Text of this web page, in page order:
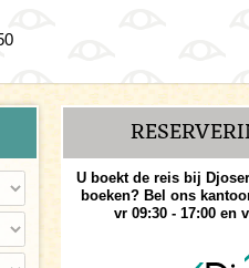
U boekt de reis bij
boeken? Bel ons
vr 09:30 - 17:00 en